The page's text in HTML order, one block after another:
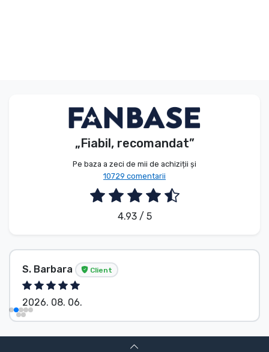
„Fiabil, recomandat”
Pe baza a zeci de mii de achiziții și
10729 comentarii
4.93 / 5
S. Barbara Client
2026. 08. 06.